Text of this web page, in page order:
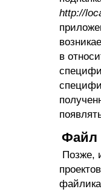
http://
в
Файл
Позже,